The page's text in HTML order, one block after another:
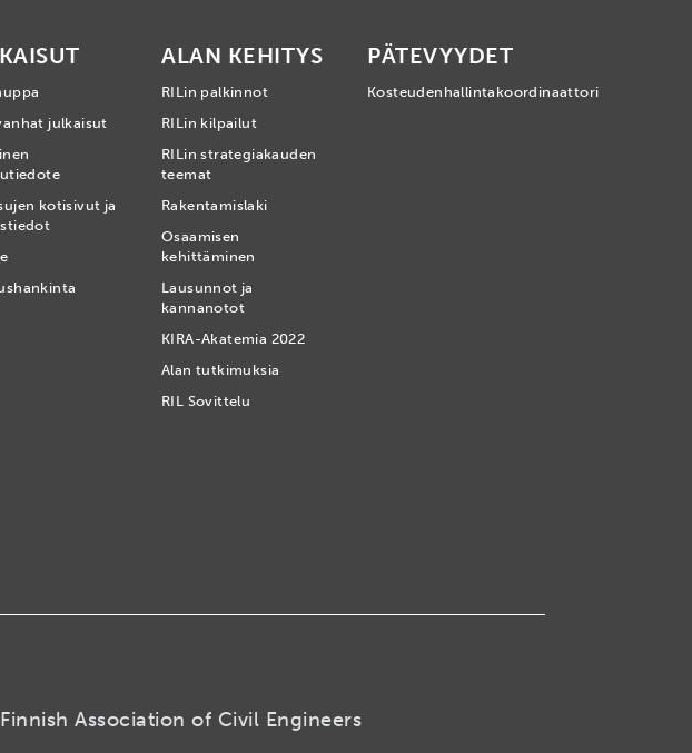
julkaisut
kotisivut ja
ALAN KEHITYS
RILin palkinnot
RILin kilpailut
RILin strategiakauden
teemat
Rakentamislaki
Osaamisen
kehittäminen
Lausunnot ja
kannanotot
KIRA-Akatemia 2022
Alan tutkimuksia
RIL Sovittelu
PÄTEVYYDET
Kosteudenhallintakoordinaattori
Finnish Association of Civil Engineers